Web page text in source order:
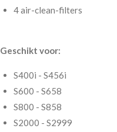
4 air-clean-filters
Geschikt voor:
S400i - S456i
S600 - S658
S800 - S858
S2000 - S2999